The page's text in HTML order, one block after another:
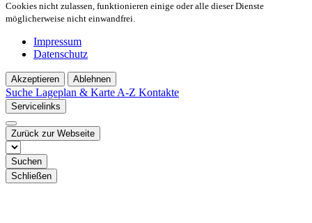
Cookies nicht zulassen, funktionieren einige oder alle dieser Dienste
möglicherweise nicht einwandfrei.
Impressum
Datenschutz
Akzeptieren Ablehnen
Suche Lageplan & Karte A-Z Kontakte
Servicelinks
Zurück zur Webseite
Suchen
Schließen